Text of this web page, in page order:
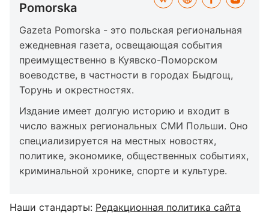
Pomorska
Gazeta Pomorska - это польская региональная
ежедневная газета, освещающая события
преимущественно в Куявско-Поморском
воеводстве, в частности в городах Быдгощ,
Торунь и окрестностях.
Издание имеет долгую историю и входит в
число важных региональных СМИ Польши. Оно
специализируется на местных новостях,
политике, экономике, общественных событиях,
криминальной хронике, спорте и культуре.
Наши стандарты: Редакционная политика сайта